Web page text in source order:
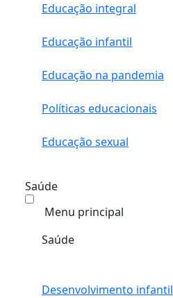
Educação integral
Educação infantil
Educação na pandemia
Políticas educacionais
Educação sexual
Saúde
Menu principal
Saúde
Desenvolvimento infantil